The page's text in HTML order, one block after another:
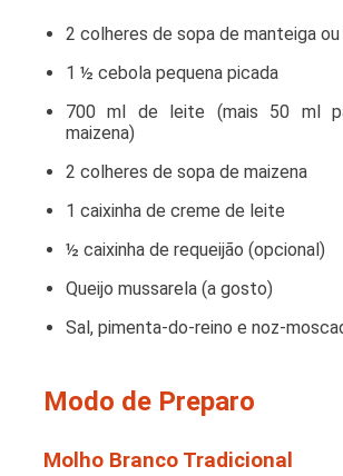
2 colheres de sopa de manteiga
1 ½ cebola pequena picada
700 ml de leite (mais 50 ml
maizena)
2 colheres de sopa de maizena
1 caixinha de creme de leite
½ caixinha de requeijão (opcional)
Queijo mussarela (a gosto)
Sal, pimenta-do-reino e noz-
Modo de Preparo
Molho Branco Tradicional